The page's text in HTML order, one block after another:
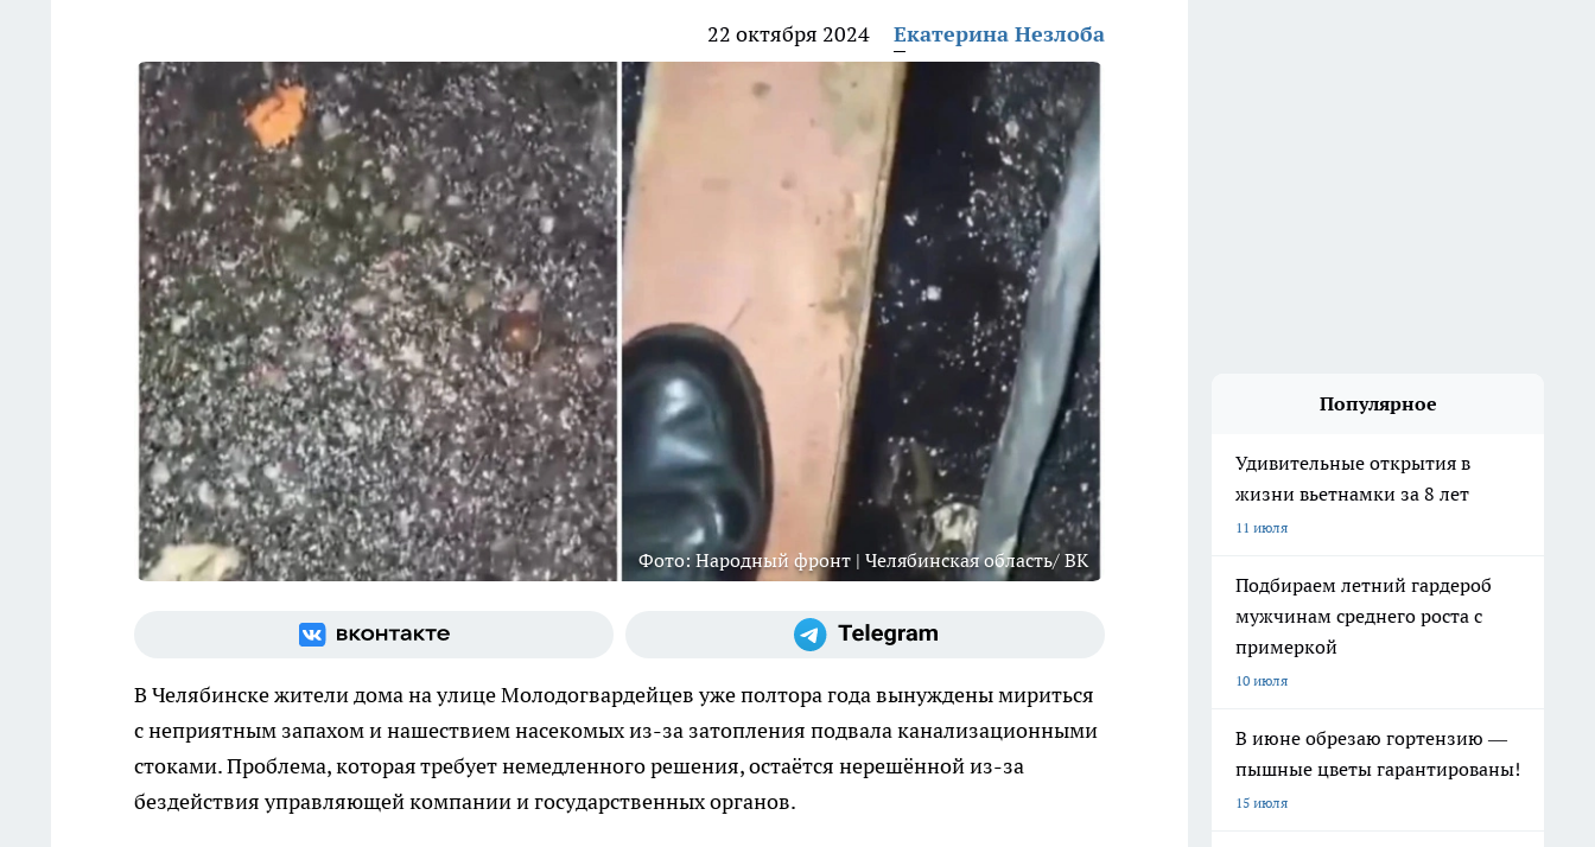
22 октября 2024 Екатерина Незлоба
Фото: Народный фронт | Челябинская область/ ВК
В Челябинске жители дома на улице Молодогвардейцев уже полтора года вынуждены мириться
с неприятным запахом и нашествием насекомых из-за затопления подвала канализационными
стоками. Проблема, которая требует немедленного решения, остаётся нерешённой из-за
бездействия управляющей компании и государственных органов.
Популярное
Удивительные открытия в
жизни вьетнамки за 8 лет
11 июля
Подбираем летний гардероб
мужчинам среднего роста с
примеркой
10 июля
В июне обрезаю гортензию —
пышные цветы гарантированы!
15 июля